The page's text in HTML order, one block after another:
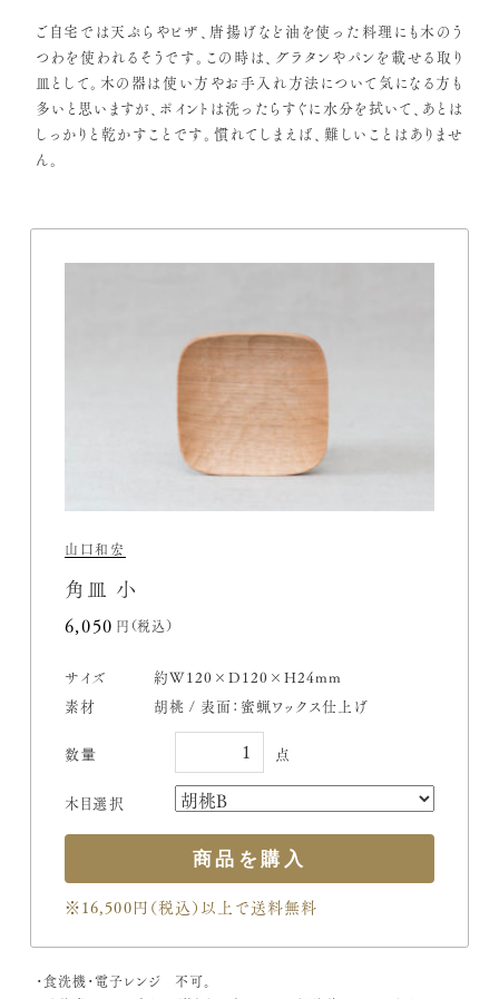
ご自宅では天ぷらやピザ、唐揚げなど油を使った料理にも木のう
つわを使われるそうです。この時は、グラタンやパンを載せる取り
皿として。木の器は使い方やお手入れ方法について気になる方も
多いと思いますが、ポイントは洗ったらすぐに水分を拭いて、あとは
しっかりと乾かすことです。慣れてしまえば、難しいことはありませ
ん。
山口和宏
角皿 小
6,050円(税込)
サイズ
約W120×D120×H24mm
素材
胡桃 / 表面：蜜蝋ワックス仕上げ
木目選択
※16,500円（税込）以上で送料無料
・食洗機・電子レンジ 不可。